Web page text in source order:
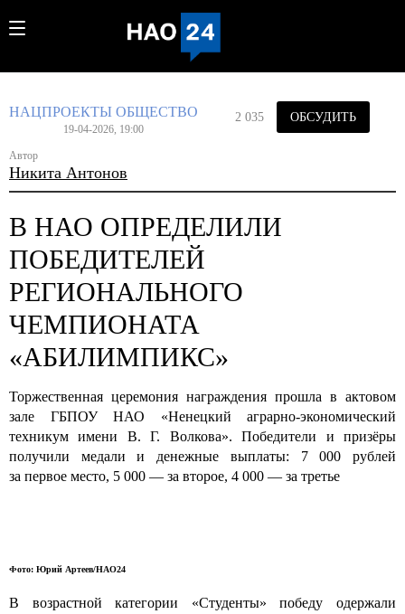
НАЦПРОЕКТЫ ОБЩЕСТВО
19-04-2026, 19:00
Автор
Никита Антонов
2 035 ОБСУДИТЬ
В НАО ОПРЕДЕЛИЛИ
ПОБЕДИТЕЛЕЙ
РЕГИОНАЛЬНОГО
ЧЕМПИОНАТА
«АБИЛИМПИКС»
Торжественная церемония награждения прошла в актовом
зале ГБПОУ НАО «Ненецкий аграрно-экономический
техникум имени В. Г. Волкова». Победители и призёры
получили медали и денежные выплаты: 7 000 рублей
за первое место, 5 000 — за второе, 4 000 — за третье
Фото: Юрий Артеев/НАО24
В возрастной категории «Студенты» победу одержали